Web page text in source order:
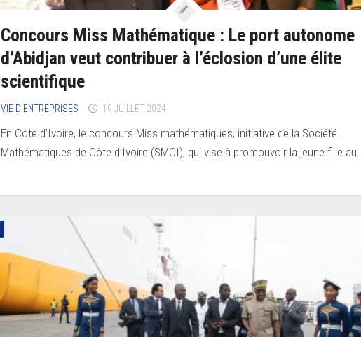
Concours Miss Mathématique : Le port autonome
d’Abidjan veut contribuer à l’éclosion d’une élite
scientifique
VIE D’ENTREPRISES 19 JUILLET 2024
En Côte d’Ivoire, le concours Miss mathématiques, initiative de la Société
Mathématiques de Côte d’Ivoire (SMCI), qui vise à promouvoir la jeune fille au...